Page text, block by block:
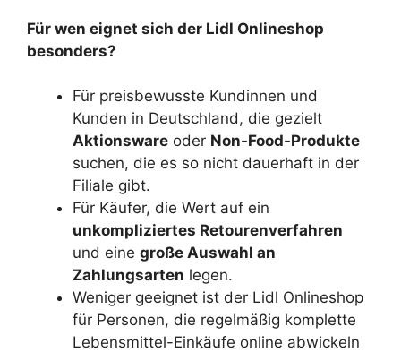
Für wen eignet sich der Lidl Onlineshop
besonders?
Für preisbewusste Kundinnen und
Kunden in Deutschland, die gezielt
Aktionsware oder Non-Food-Produkte
suchen, die es so nicht dauerhaft in der
Filiale gibt.
Für Käufer, die Wert auf ein
unkompliziertes Retourenverfahren
und eine große Auswahl an
Zahlungsarten legen.
Weniger geeignet ist der Lidl Onlineshop
für Personen, die regelmäßig komplette
Lebensmittel-Einkäufe online abwickeln